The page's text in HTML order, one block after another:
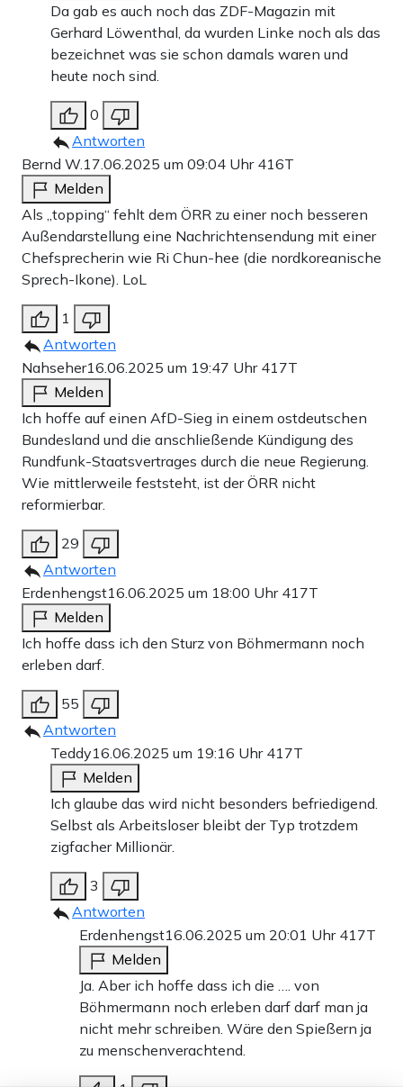
Da gab es auch noch das ZDF-Magazin mit
Gerhard Löwenthal, da wurden Linke noch als das
bezeichnet was sie schon damals waren und
heute noch sind.
0
Antworten
Bernd W.17.06.2025 um 09:04 Uhr 416T
Melden
Als „topping“ fehlt dem ÖRR zu einer noch besseren
Außendarstellung eine Nachrichtensendung mit einer
Chefsprecherin wie Ri Chun-hee (die nordkoreanische
Sprech-Ikone). LoL
1
Antworten
Nahseher16.06.2025 um 19:47 Uhr 417T
Melden
Ich hoffe auf einen AfD-Sieg in einem ostdeutschen
Bundesland und die anschließende Kündigung des
Rundfunk-Staatsvertrages durch die neue Regierung.
Wie mittlerweile feststeht, ist der ÖRR nicht
reformierbar.
29
Antworten
Erdenhengst16.06.2025 um 18:00 Uhr 417T
Melden
Ich hoffe dass ich den Sturz von Böhmermann noch
erleben darf.
55
Antworten
Teddy16.06.2025 um 19:16 Uhr 417T
Melden
Ich glaube das wird nicht besonders befriedigend.
Selbst als Arbeitsloser bleibt der Typ trotzdem
zigfacher Millionär.
3
Antworten
Erdenhengst16.06.2025 um 20:01 Uhr 417T
Melden
Ja. Aber ich hoffe dass ich die …. von
Böhmermann noch erleben darf darf man ja
nicht mehr schreiben. Wäre den Spießern ja
zu menschenverachtend.